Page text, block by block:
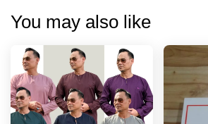
You may also like